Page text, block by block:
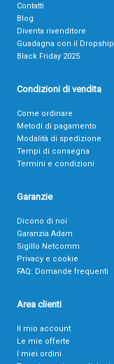
Contatti
Blog
Diventa rivenditore
Guadagna con il Dropship
Black Friday 2025
Condizioni di vendita
Come ordinare
Metodi di pagamento
Modalità di spedizione
Tempi di consegna
Termini e condizioni
Garanzie
Dicono di noi
Garanzia Adam
Sigillo Netcomm
Privacy e cookie
FAQ: Domande frequenti
Area clienti
Il mio account
Le mie offerte
I miei ordini